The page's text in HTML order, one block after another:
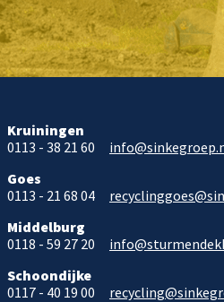
Kruiningen
0113 - 38 21 60
Goes
0113 - 21 68 04
Middelburg
0118 - 59 27 20
Schoondijke
0117 - 40 19 00